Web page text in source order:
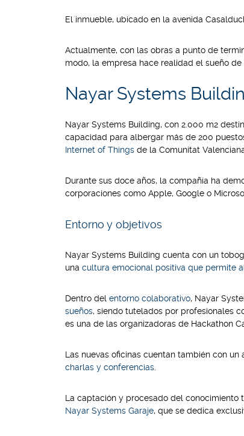
El inmueble, ubicado en la avenida
Actualmente, con las obras a punto de
modo, la empresa hace realidad el sueño
Nayar Systems
Nayar Systems Building, con 2.000 m2
capacidad para albergar más de 200
Internet of Things de la Comunitat
Durante sus doce años, la compañía ha
corporaciones como Apple, Google o
Entorno y objetivos
Nayar Systems Building cuenta con un
una cultura emocional positiva que permite
Dentro del entorno colaborativo, Nayar
sueños, siendo tutelados por profesionales
es una de las organizadoras de Hackathon
Las nuevas oficinas cuentan también con
charlas y conferencias
La captación y procesado del
Nayar Systems Garaje, que se dedica